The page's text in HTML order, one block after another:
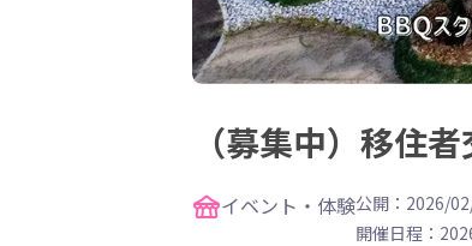
（募集中）移住
イベント・体験公開：2026/
開催日程：